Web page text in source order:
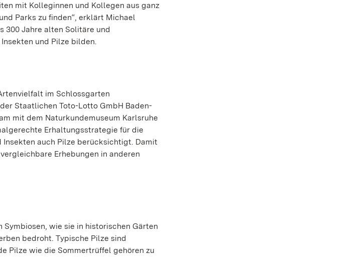
mit Kolleginnen und Kollegen aus ganz
Parks zu finden“, erklärt Michael
300 Jahre alten Solitäre und
und Pilze bilden.
im Schlossgarten
Staatlichen Toto-Lotto GmbH Baden-
mit dem Naturkundemuseum Karlsruhe
Erhaltungsstrategie für die
auch Pilze berücksichtigt. Damit
Erhebungen in anderen
wie sie in historischen Gärten
bedroht. Typische Pilze sind
Pilze wie die Sommertrüffel gehören zu